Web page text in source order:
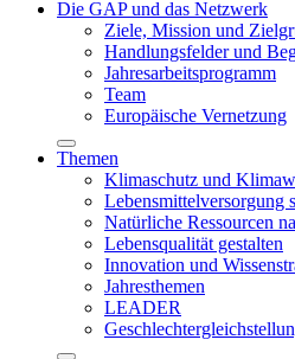
Die GAP und das Netzwerk
Ziele, Mission und
Handlungsfelder und
Jahresarbeitsprogramm
Team
Europäische Vernetzung
Themen
Klimaschutz und
Lebensmittelversorgung
Natürliche Ressourcen
Lebensqualität gestalten
Innovation und
Jahresthemen
LEADER